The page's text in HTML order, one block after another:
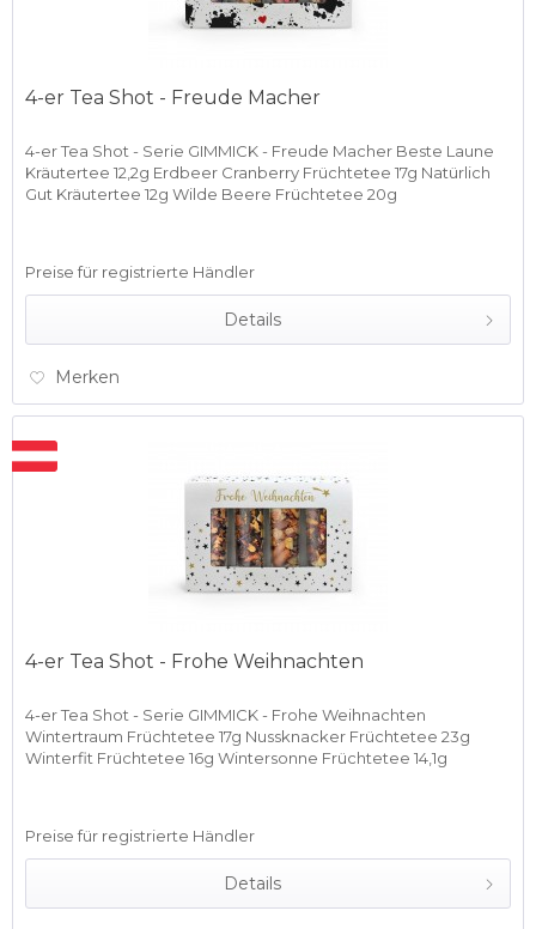
4-er Tea Shot - Freude Macher
4-er Tea Shot - Serie GIMMICK - Freude Macher Beste Laune
Kräutertee 12,2g Erdbeer Cranberry Früchtetee 17g Natürlich
Gut Kräutertee 12g Wilde Beere Früchtetee 20g
Preise für registrierte Händler
Details
Merken
4-er Tea Shot - Frohe Weihnachten
4-er Tea Shot - Serie GIMMICK - Frohe Weihnachten
Wintertraum Früchtetee 17g Nussknacker Früchtetee 23g
Winterfit Früchtetee 16g Wintersonne Früchtetee 14,1g
Preise für registrierte Händler
Details